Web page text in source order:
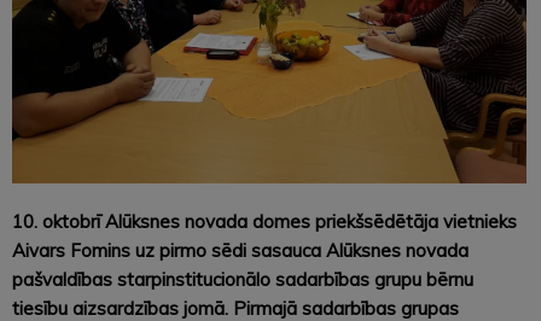
10. oktobrī Alūksnes novada domes priekšsēdētāja vietnieks
Aivars Fomins uz pirmo sēdi sasauca Alūksnes novada
pašvaldības starpinstitucionālo sadarbības grupu bērnu
tiesību aizsardzības jomā. Pirmajā sadarbības grupas